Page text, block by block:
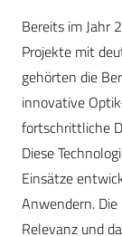
Bereits im Jahr
Projekte mit
gehörten die
innovative
fortschrittliche
Diese
Einsätze
Anwendern.
Relevanz und